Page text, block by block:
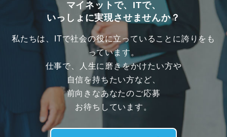
マイネットで、ITで、
いっしょに実現させませんか？
私たちは、ITで社会の役に立っていることに誇りをも
っています。
仕事で、人生に磨きをかけたい方や
自信を持ちたい方など、
前向きなあなたのご応募
お待ちしています。